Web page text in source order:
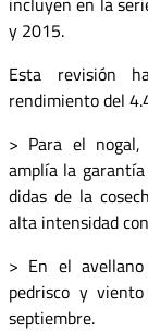
y 2015.
Esta revisión
rendimiento del
> Para el
amplía la
didas de la
alta intensidad
> En el
pedrisco y
septiembre.